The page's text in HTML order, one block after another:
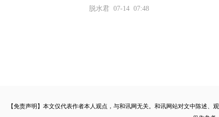
脱水君 07-14 07:48
【免责声明】本文仅代表作者本人观点，与和讯网无关。和讯网站对文中陈述